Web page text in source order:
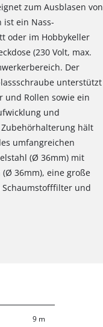
zum Ausblasen von
ist ein Nass-
oder im Hobbykeller
(230 Volt, max.
Der
unterstützt
und Rollen sowie ein
und
hält
umfangreichen
(Ø 36mm) mit
36mm), eine große
Schaumstofffilter und
9 m